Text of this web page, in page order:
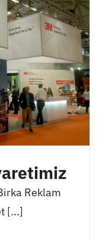
Reklam
[...]